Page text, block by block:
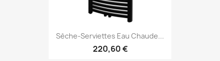
Sèche-Serviettes Eau Chaude...
220,60 €